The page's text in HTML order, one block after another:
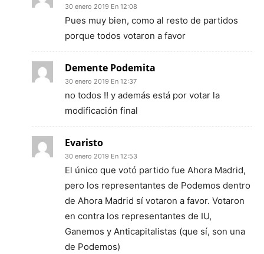
30 enero 2019 En 12:08
Pues muy bien, como al resto de partidos
porque todos votaron a favor
Demente Podemita
30 enero 2019 En 12:37
no todos !! y además está por votar la
modificación final
Evaristo
30 enero 2019 En 12:53
El único que votó partido fue Ahora Madrid,
pero los representantes de Podemos dentro
de Ahora Madrid sí votaron a favor. Votaron
en contra los representantes de IU,
Ganemos y Anticapitalistas (que sí, son una
de Podemos)